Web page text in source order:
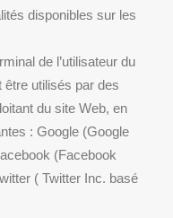
disponibles sur les
de l’utilisateur du
être utilisés par des
du site Web, en
: Google (Google
(Facebook
( Twitter Inc. basé